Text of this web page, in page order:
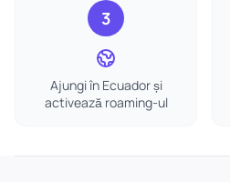
3
Ajungi în Ecuador și
activează roaming-ul